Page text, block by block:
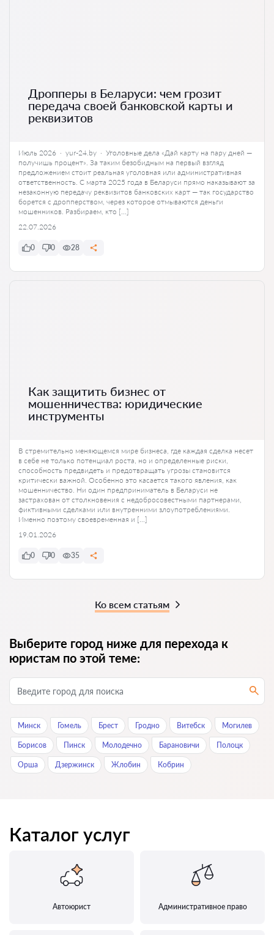
Дропперы в Беларуси: чем грозит
передача своей банковской карты и
реквизитов
Июль 2026 · yur-24.by · Уголовные дела «Дай карту на пару дней —
получишь процент». За таким безобидным на первый взгляд
предложением стоит реальная уголовная или административная
ответственность. С марта 2025 года в Беларуси прямо наказывают за
незаконную передачу реквизитов банковских карт — так государство
борется с дропперством, через которое отмываются деньги
мошенников. Разбираем, кто […]
22.07.2026
0 0 28
Как защитить бизнес от
мошенничества: юридические
инструменты
В стремительно меняющемся мире бизнеса, где каждая сделка несет
в себе не только потенциал роста, но и определенные риски,
способность предвидеть и предотвращать угрозы становится
критически важной. Особенно это касается такого явления, как
мошенничество. Ни один предприниматель в Беларуси не
застрахован от столкновения с недобросовестными партнерами,
фиктивными сделками или внутренними злоупотреблениями.
Именно поэтому своевременная и […]
19.01.2026
0 0 35
Ко всем статьям
Выберите город ниже для перехода к
юристам по этой теме:
Минск Гомель Брест Гродно Витебск Могилев
Борисов Пинск Молодечно Барановичи Полоцк
Орша Дзержинск Жлобин Кобрин
Каталог услуг
Автоюрист Административное право